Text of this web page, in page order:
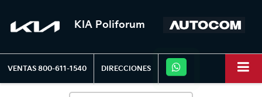
KIA Poliforum
VENTAS 800-611-1540 DIRECCIONES